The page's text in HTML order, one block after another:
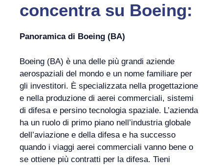
concentra su Boeing:
Panoramica di Boeing (BA)
Boeing (BA) è una delle più grandi aziende
aerospaziali del mondo e un nome familiare per
gli investitori. È specializzata nella progettazione
e nella produzione di aerei commerciali, sistemi
di difesa e persino tecnologia spaziale. L’azienda
ha un ruolo di primo piano nell’industria globale
dell’aviazione e della difesa e ha successo
quando i viaggi aerei commerciali vanno bene o
se ottiene più contratti per la difesa. Tieni